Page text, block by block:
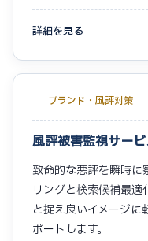
詳細を見る
ブランド・風評対策
風評被害監視サー
致命的な悪評を瞬時に
リングと検索候補最
と捉え良いイメージ
ポートします。